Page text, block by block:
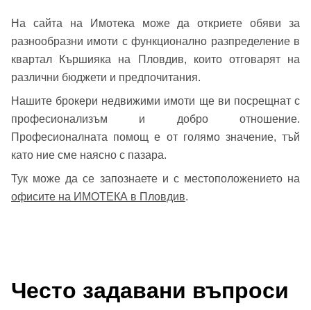
На сайта на Имотека може да откриете обяви за
разнообразни имоти с функционално разпределение в
квартал Кършияка на Пловдив, които отговарят на
различни бюджети и предпочитания.
Нашите брокери недвижими имоти ще ви посрещнат с
професионализъм и добро отношение.
Професионалната помощ е от голямо значение, тъй
като ние сме наясно с пазара.
Тук може да се запознаете и с местоположението на
офисите на ИМОТЕКА в Пловдив.
Често задавани въпроси